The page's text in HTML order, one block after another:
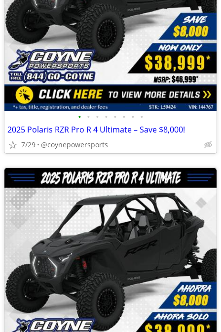
• • • • • • • •
2025 Polaris RZR Pro R 4 Ultimate – Save $8,000!
7/29 @coynepowersports